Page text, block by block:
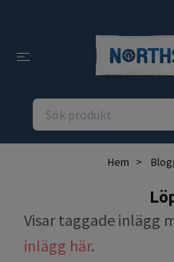
Hem
Visar taggade inlägg
inlägg här.